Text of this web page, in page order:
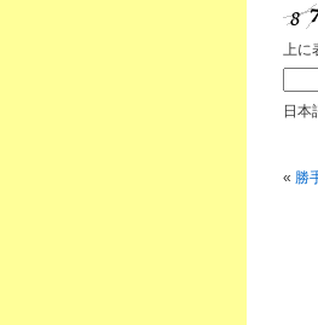
上に
日本
« 勝